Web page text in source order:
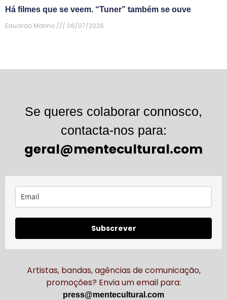
Há filmes que se veem. “Tuner” também se ouve
Eduardo Marino
06/07/2026
Se queres colaborar connosco,
contacta-nos para:
geral@mentecultural.com
Subscrever
Artistas, bandas, agências de comunicação,
promoções? Envia um email para:
press@mentecultural.com